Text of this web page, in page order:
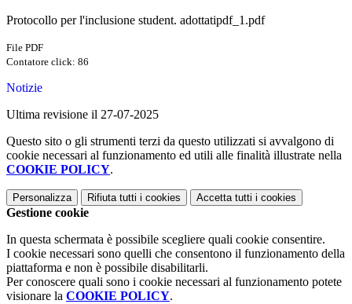
Protocollo per l'inclusione student. adottatipdf_1.pdf
File PDF
Contatore click: 86
Notizie
Ultima revisione il 27-07-2025
Questo sito o gli strumenti terzi da questo utilizzati si avvalgono di
cookie necessari al funzionamento ed utili alle finalità illustrate nella
COOKIE POLICY.
Personalizza Rifiuta tutti i cookies Accetta tutti i cookies
Gestione cookie
In questa schermata è possibile scegliere quali cookie consentire.
I cookie necessari sono quelli che consentono il funzionamento della
piattaforma e non è possibile disabilitarli.
Per conoscere quali sono i cookie necessari al funzionamento potete
visionare la COOKIE POLICY.